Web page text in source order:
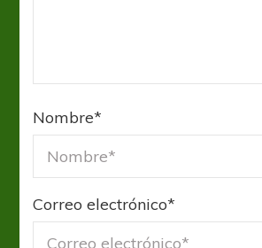
Nombre*
Correo electrónico*